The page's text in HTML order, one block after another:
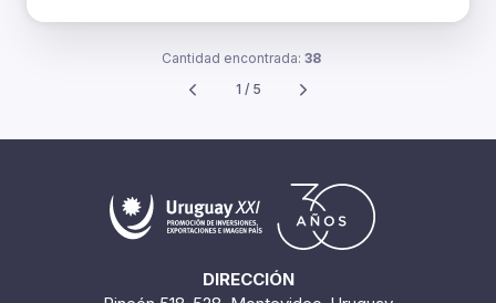
Cantidad encontrada: 38
1 / 5
DIRECCIÓN